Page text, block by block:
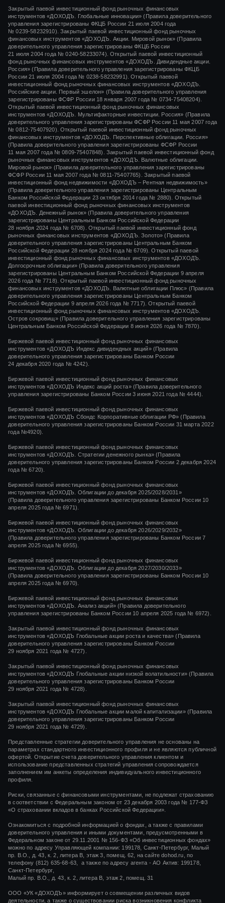
Закрытый паевой инвестиционный фонд рыночных финансовых
инструментов «ДОХОДЪ. Глобальные инновации» (Правила доверительного
управления зарегистрированы ФКЦБ России 21 июля 2004 года
№ 0239-58232910). Закрытый паевой инвестиционный фонд рыночных
финансовых инструментов «ДОХОДЪ. Акции. Мировой рынок» (Правила
доверительного управления зарегистрированы ФКЦБ России
21 июля 2004 года № 0240-58233074). Открытый паевой инвестиционный
фонд рыночных финансовых инструментов «ДОХОДЪ. Дивидендные акции.
Россия» (Правила доверительного управления зарегистрированы ФКЦБ
России21 июля 2004 года № 0238-58232991). Открытый паевой
инвестиционный фонд рыночных финансовых инструментов «ДОХОДЪ.
Российские акции. Первый эшелон» (Правила доверительного управления
зарегистрированы ФСФР России 18 января 2007 года № 0734-75408204).
Открытый паевой инвестиционный фонд рыночных финансовых
инструментов «ДОХОДЪ. Мультифакторные инвестиции. Россия» (Правила
доверительного управления зарегистрированы ФСФР России 11 мая 2007 года
№ 0812-75407920). Открытый паевой инвестиционный фонд рыночных
финансовых инструментов «ДОХОДЪ. Перспективные облигации. Россия»
(Правила доверительного управления зарегистрированы ФСФР России
11 мая 2007 года № 0809-75407848).
Закрытый паевой инвестиционный фонд
рыночных финансовых инструментов «ДОХОДЪ. Валютные облигации.
Мировой рынок» (Правила доверительного управления зарегистрированы
ФСФР России 11 мая 2007 года № 0811-75407765).
Закрытый паевой
инвестиционный фонд недвижимости «ДОХОДЪ – Рентная недвижимость»
(Правила доверительного управления зарегистрированы Центральным
Банком Российской Федерации 23 октября 2014 года № 2880).
Открытый
паевой инвестиционный фонд рыночных финансовых инструментов
«ДОХОДЪ. Денежный рынок» (Правила доверительного управления
зарегистрированы Центральным Банком Российской Федерации
28 ноября 2024 года № 6708).
Открытый паевой инвестиционный фонд
рыночных финансовых инструментов «ДОХОДЪ. Золото» (Правила
доверительного управления зарегистрированы Центральным Банком
Российской Федерации 28 ноября 2024 года№ 6709). Открытый паевой
инвестиционный фонд рыночных финансовых инструментов «ДОХОДЪ.
Долгосрочные облигации» (Правила доверительного управления
зарегистрированы Центральным Банком Российской Федерации 9 апреля
2026 года № 7718). Открытый паевой инвестиционный фонд рыночных
финансовых инструментов «ДОХОДЪ. Валютные облигации Плюс» (Правила
доверительного управления зарегистрированы Центральным Банком
Российской Федерации 9 апреля 2026 года № 7717). Открытый паевой
инвестиционный фонд рыночных финансовых инструментов «ДОХОДЪ.
Остров сокровищ» (Правила доверительного управления зарегистрированы
Центральным Банком Российской Федерации 8 июня 2026 года № 7870).
Биржевой паевой инвестиционный фонд рыночных финансовых
инструментов«ДОХОДЪ Индекс дивидендных акций»(Правила
доверительного управления зарегистрированы Банком России
24 декабря 2020 года № 4242)
Биржевой паевой инвестиционный фонд рыночных финансовых
инструментов«ДОХОДЪ Индекс акций роста»(Правила доверительного
управления зарегистрированы Банком России3 июня 2021 года № 4444).
Биржевой паевой инвестиционный фонд рыночных финансовых
инструментов «ДОХОДЪ Сбондс Корпоративные облигации РФ» (Правила
доверительного управления зарегистрированы Банком России 31 марта 2022
года №4920).
Биржевой паевой инвестиционный фонд рыночных финансовых
инструментов «ДОХОДЪ. Стратегии денежного рынка» (Правила
доверительного управления зарегистрированы Банком России 2 декабря 2024
года № 6720).
Биржевой паевой инвестиционный фонд рыночных финансовых
инструментов «ДОХОДЪ. Облигации до декабря 2025/2028/2031»
(Правила доверительного управления зарегистрированы Банком России 10
апреля 2025 года № 6971).
Биржевой паевой инвестиционный фонд рыночных финансовых
инструментов «ДОХОДЪ. Облигации до декабря 2026/2029/2032»
(Правила доверительного управления зарегистрированы Банком России 7
апреля 2025 года № 6955).
Биржевой паевой инвестиционный фонд рыночных финансовых
инструментов «ДОХОДЪ. Облигации до декабря 2027/2030/2033»
(Правила доверительного управления зарегистрированы Банком России 10
апреля 2025 года № 6970).
Биржевой паевой инвестиционный фонд рыночных финансовых
инструментов «ДОХОДЪ. Анализ акций» (Правила доверительного
управления зарегистрированы Банком России 10 апреля 2025 года № 6972).
Закрытый паевой инвестиционный фонд рыночных финансовых
инструментов«ДОХОДЪ Глобальные акции роста и качества» (Правила
доверительного управления зарегистрированы Банком России
29 ноября 2021 года № 4727).
Закрытый паевой инвестиционный фонд рыночных финансовых
инструментов«ДОХОДЪ Глобальные акции низкой волатильности»(Правила
доверительного управления зарегистрированы Банком России
29 ноября 2021 года № 4728).
Закрытый паевой инвестиционный фонд рыночных финансовых
инструментов«ДОХОДЪ Глобальные акции малой капитализации»(Правила
доверительного управления зарегистрированы Банком России
29 ноября 2021 года № 4729).
Представленные стратегии доверительного управления не основаны на
параметрах стандартного инвестиционного профиля и не являются публичной
офертой. Открытие счета доверительного управления клиентом и
использование представленных стратегий управления сопровождается
заполнением им анкеты определения индивидуального инвестиционного
профиля.
Риски, связанные с финансовыми инструментами, не подлежат страхованию
в соответствии с Федеральным законом от 23 декабря 2003 года № 177-ФЗ
«О страховании вкладов в банках Российской Федерации».
Ознакомиться с подробной информацией о фондах, а также с правилами
доверительного управления и иными документами, предусмотренными в
Федеральном законе от 29.11.2001 № 156-ФЗ «Об инвестиционных фондах»
можно по адресу Управляющей компании: 199178, Санкт-Петербург, Малый
пр. В.О., д. 43, к. 2, литера В, этаж 3, помещ. 62, на сайте dohod.ru, по
телефону (812) 635-68-63, а также по адресу агента - АО Актив: 199178,
Санкт-Петербург,
Малый пр. В.О., д. 43, к. 2, литера В, этаж 2, помещ. 31
ООО «УК «ДОХОДЪ» информирует о совмещении различных видов
деятельности, а также о существовании риска возникновения конфликта